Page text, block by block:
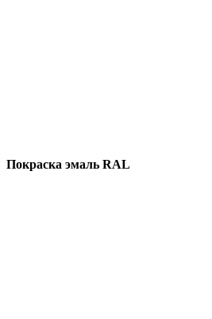
Покраска эмаль RAL